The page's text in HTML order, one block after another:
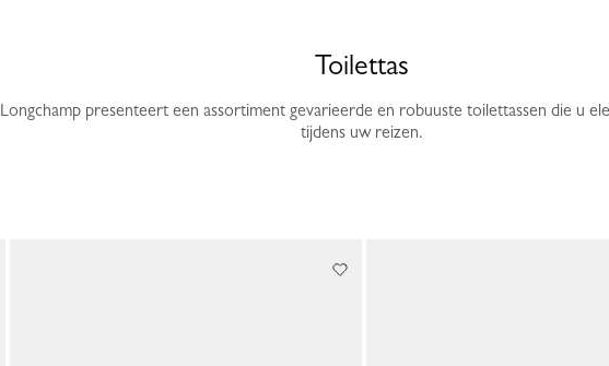
Toilettas
Longchamp presenteert een assortiment gevarieerde en robuuste toilettassen die u
tijdens uw reizen.